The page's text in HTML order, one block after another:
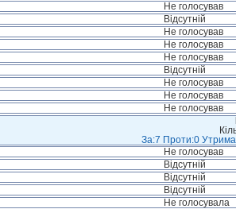
Не голосував
Відсутній
Не голосував
Не голосував
Не голосував
Відсутній
Не голосував
Не голосував
Не голосував
За:7 Проти:0
Не голосував
Відсутній
Відсутній
Відсутній
Не голосувала